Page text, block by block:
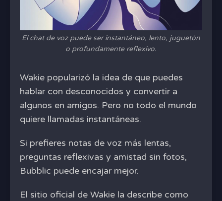
El chat de voz puede ser instantáneo, lento, juguetón
o profundamente reflexivo.
Wakie popularizó la idea de que puedes
hablar con desconocidos y convertir a
algunos en amigos. Pero no todo el mundo
quiere llamadas instantáneas.
Si prefieres notas de voz más lentas,
preguntas reflexivas y amistad sin fotos,
Bubblic puede encajar mejor.
El sitio oficial de Wakie la describe como